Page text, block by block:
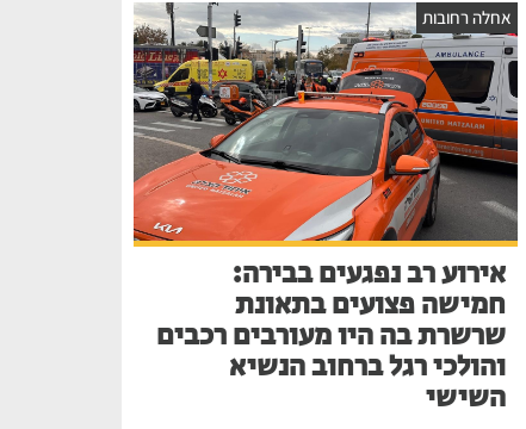
אחלה רחובות
אירוע רב נפגעים בבירה:
חמישה פצועים בתאונת
שרשרת בה היו מעורבים רכבים
והולכי רגל ברחוב הנשיא
השישי